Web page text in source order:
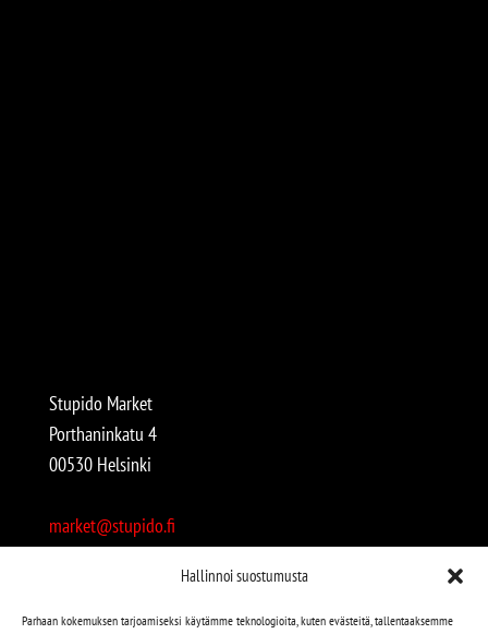
Hallinnoi suostumusta
Parhaan kokemuksen tarjoamiseksi käytämme teknologioita, kuten evästeitä, tallentaaksemme
Stupido Market
Porthaninkatu 4
00530 Helsinki
market@stupido.fi
Avoinna: